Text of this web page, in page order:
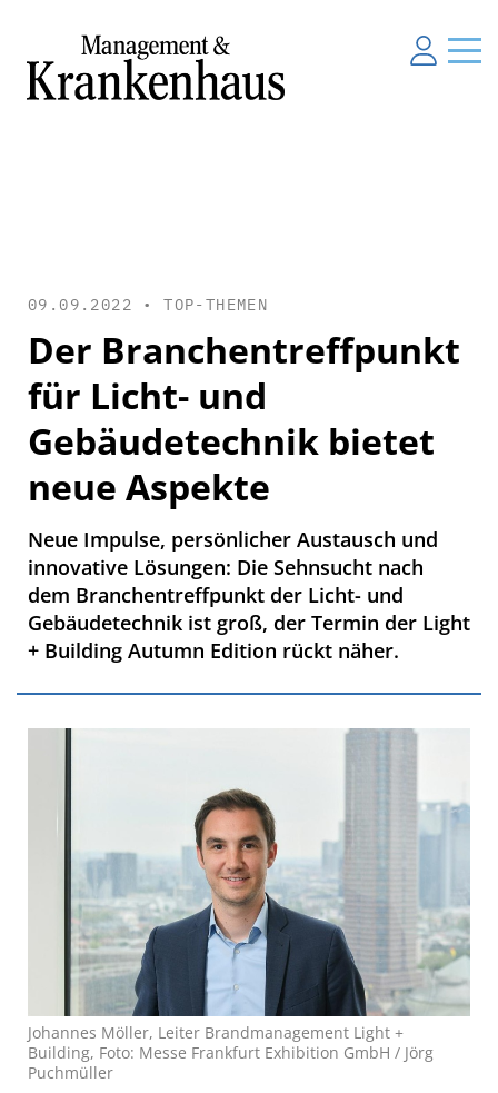
09.09.2022 •TOP-THEMEN
Der Branchentreffpunkt
für Licht- und
Gebäudetechnik bietet
neue Aspekte
Neue Impulse, persönlicher Austausch und
innovative Lösungen: Die Sehnsucht nach
dem Branchentreffpunkt der Licht- und
Gebäudetechnik ist groß, der Termin der Light
+ Building Autumn Edition rückt näher.
Johannes Möller, Leiter Brandmanagement Light +
Building, Foto: Messe Frankfurt Exhibition GmbH / Jörg
Puchmüller